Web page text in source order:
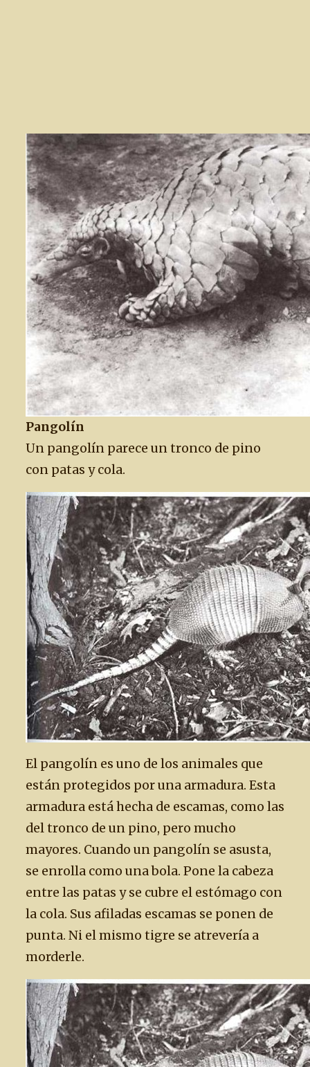
Pangolín
Un pangolín parece un tronco de pino
con patas y cola.
El pangolín es uno de los animales que
están protegidos por una armadura. Esta
armadura está hecha de escamas, como las
del tronco de un pino, pero mucho
mayores. Cuando un pangolín se asusta,
se enrolla como una bola. Pone la cabeza
entre las patas y se cubre el estómago con
la cola. Sus afiladas escamas se ponen de
punta. Ni el mismo tigre se atrevería a
morderle.